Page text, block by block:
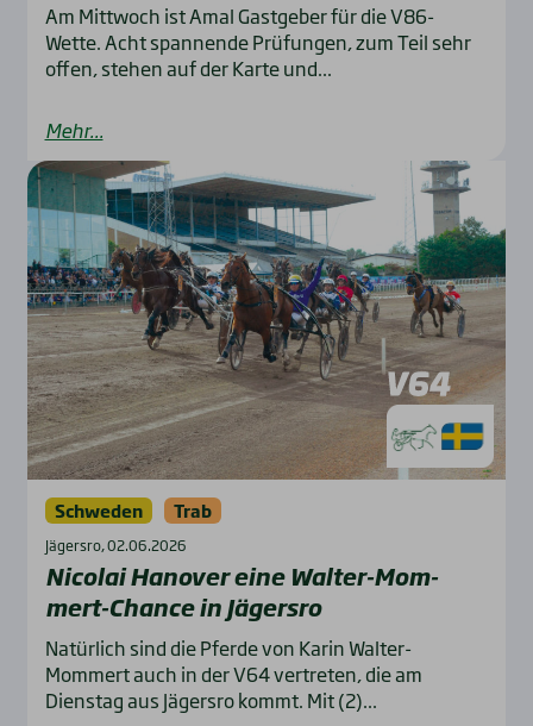
Am Mittwoch ist Amal Gastgeber für die V86-
Wette. Acht spannende Prüfungen, zum Teil sehr
offen, stehen auf der Karte und...
Mehr...
Schweden Trab
Jägersro, 02.06.2026
Nico­lai Hano­ver eine Wal­ter-Mom­
mert-Chan­ce in Jägers­ro
Natürlich sind die Pferde von Karin Walter-
Mommert auch in der V64 vertreten, die am
Dienstag aus Jägersro kommt. Mit (2)...